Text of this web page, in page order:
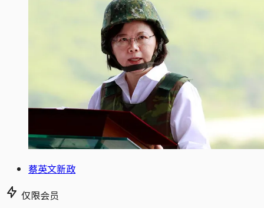
蔡英文新政
仅限会员